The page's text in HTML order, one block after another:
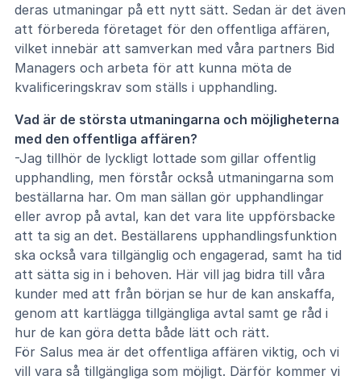
deras utmaningar på ett nytt sätt. Sedan är det även
att förbereda företaget för den offentliga affären,
vilket innebär att samverkan med våra partners Bid
Managers och arbeta för att kunna möta de
kvalificeringskrav som ställs i upphandling.
Vad är de största utmaningarna och möjligheterna
med den offentliga affären?
-Jag tillhör de lyckligt lottade som gillar offentlig
upphandling, men förstår också utmaningarna som
beställarna har. Om man sällan gör upphandlingar
eller avrop på avtal, kan det vara lite uppförsbacke
att ta sig an det. Beställarens upphandlingsfunktion
ska också vara tillgänglig och engagerad, samt ha tid
att sätta sig in i behoven. Här vill jag bidra till våra
kunder med att från början se hur de kan anskaffa,
genom att kartlägga tillgängliga avtal samt ge råd i
hur de kan göra detta både lätt och rätt.
För Salus mea är det offentliga affären viktig, och vi
vill vara så tillgängliga som möjligt. Därför kommer vi